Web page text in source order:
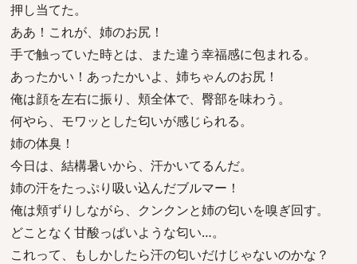
押し当てた。
ああ！これが、姉のお尻！
手で触っていた時とは、また違う幸福感に包まれる。
あったかい！あったかいよ、姉ちゃんのお尻！
俺は顔を左右に振り、頬全体で、臀部を味わう。
何やら、モワッとした匂いが感じられる。
姉の体臭！
今日は、結構暑いから、汗かいてるんだ。
姉の汗をたっぷり吸い込んだブルマー！
俺は頬ずりしながら、クンクンと姉の匂いを嗅ぎ回す。
どことなく甘酸っぱいような匂い…。
これって、もしかしたら汗の匂いだけじゃないのかな？